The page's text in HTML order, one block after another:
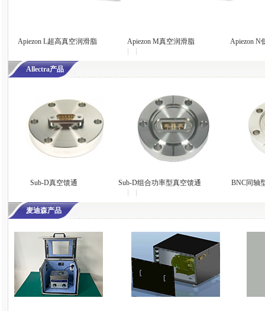
Apiezon L超高真空润滑脂 Apiezon M真空润滑脂 Apiezon N
Allectra产品
Sub-D真空馈通 Sub-D组合功率型真空馈通 BNC同轴
麦迪森产品